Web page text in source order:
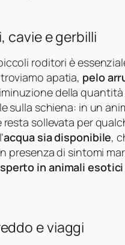
cavie e gerbilli
roditori è
apatia, pelo
della
sulla schiena: in un
sollevata per
acqua sia disponibile,
presenza di sintomi
in animali esotici
e viaggi